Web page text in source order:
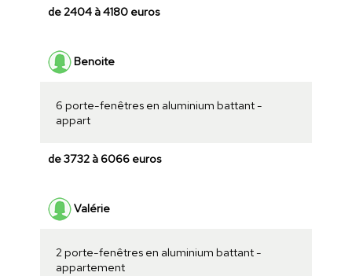
de 2404 à 4180 euros
Benoite
6 porte-fenêtres en aluminium battant -
appart
de 3732 à 6066 euros
Valérie
2 porte-fenêtres en aluminium battant -
appartement